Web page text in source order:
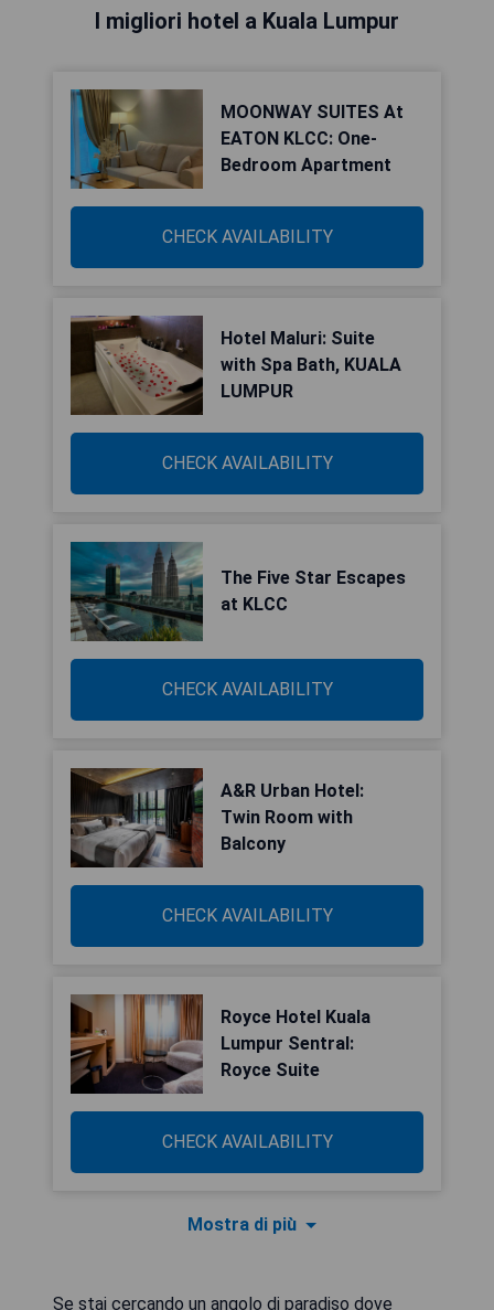
I migliori hotel a Kuala Lumpur
MOONWAY SUITES At
EATON KLCC: One-
Bedroom Apartment
CHECK AVAILABILITY
Hotel Maluri: Suite
with Spa Bath, KUALA
LUMPUR
CHECK AVAILABILITY
The Five Star Escapes
at KLCC
CHECK AVAILABILITY
A&R Urban Hotel:
Twin Room with
Balcony
CHECK AVAILABILITY
Royce Hotel Kuala
Lumpur Sentral:
Royce Suite
CHECK AVAILABILITY
Mostra di più
Se stai cercando un angolo di paradiso dove